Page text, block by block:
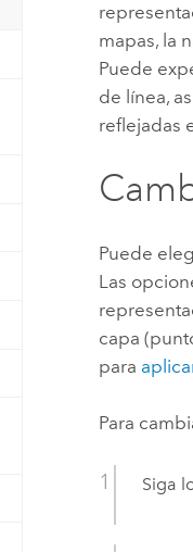
Recursos Naturales
Todos los sectores
mapas, la
Puede
de línea,
reflejadas
Puede
Las
capa
para
Para
Siga